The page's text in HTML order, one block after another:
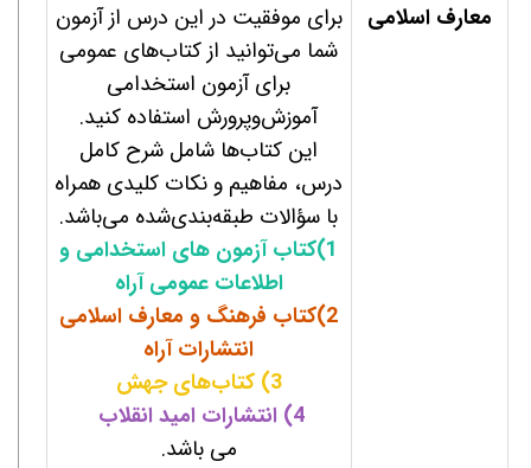
معارف اسلامی
برای موفقیت در این درس از آزمون
شما می‌توانید از کتاب‌های عمومی
برای آزمون استخدامی
آموزش‌وپرورش استفاده کنید.
این کتاب‌ها شامل شرح کامل
درس، مفاهیم و نکات کلیدی همراه
با سؤالات طبقه‌بندی‌شده می‌باشد.
1)کتاب آزمون های استخدامی و
اطلاعات عمومی آراه
2)کتاب فرهنگ و معارف اسلامی
انتشارات آراه
3) کتاب‌های جهش
4) انتشارات امید انقلاب
می باشد.